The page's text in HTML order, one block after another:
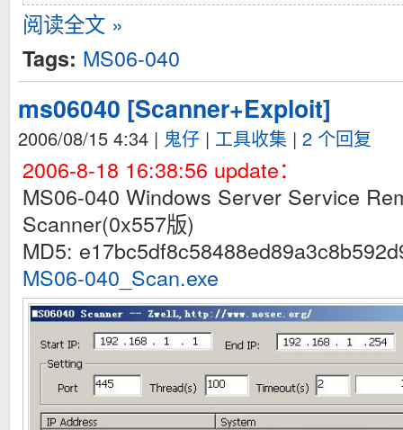
阅读全文 »
Tags: MS06-040
ms06040 [Scanner+Exploit]
2006/08/15 4:34 | 鬼仔 | 工具收集 | 2 个回复
2006-8-18 16:38:56 update：
MS06-040 Windows Server Service
Scanner(0x557版)
MD5:
MS06-040_Scan.exe